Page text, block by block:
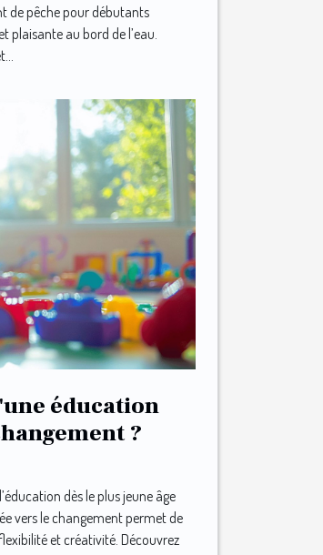
de pêche pour débutants
plaisante au bord de l’eau.
éducation
?
dès le plus jeune âge
vers le changement permet de
et créativité. Découvrez